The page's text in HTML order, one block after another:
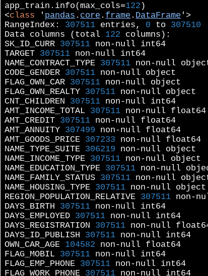
app_train.info(max_cols=122 )
<class ' pandas . core . frame . DataFrame '>
RangeIndex: 307511 entries, 0 to 307510
Data columns (total 122 columns):
SK_ID_CURR 307511 non-null int64
TARGET 307511 non-null int64
NAME_CONTRACT_TYPE 307511 non-null
CODE_GENDER 307511 non-null object
FLAG_OWN_CAR 307511 non-null object
FLAG_OWN_REALTY 307511 non-null object
CNT_CHILDREN 307511 non-null int64
AMT_INCOME_TOTAL 307511 non-null float64
AMT_CREDIT 307511 non-null float64
AMT_ANNUITY 307499 non-null float64
AMT_GOODS_PRICE 307233 non-null float64
NAME_TYPE_SUITE 306219 non-null object
NAME_INCOME_TYPE 307511 non-null object
NAME_EDUCATION_TYPE 307511 non-null
NAME_FAMILY_STATUS 307511 non-null
NAME_HOUSING_TYPE 307511 non-null object
REGION_POPULATION_RELATIVE 307511 non-
DAYS_BIRTH 307511 non-null int64
DAYS_EMPLOYED 307511 non-null int64
DAYS_REGISTRATION 307511 non-null
DAYS_ID_PUBLISH 307511 non-null int64
OWN_CAR_AGE 104582 non-null float64
FLAG_MOBIL 307511 non-null int64
FLAG_EMP_PHONE 307511 non-null int64
FLAG_WORK_PHONE 307511 non-null int64